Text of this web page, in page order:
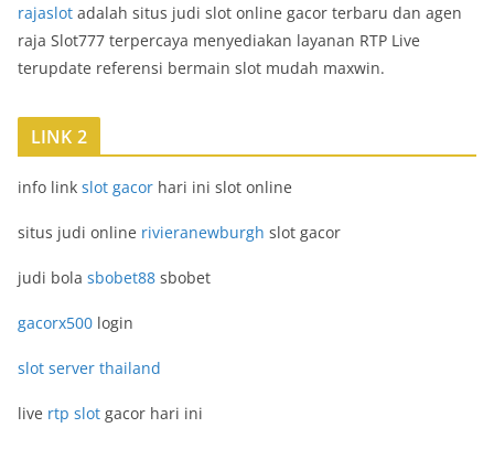
rajaslot adalah situs judi slot online gacor terbaru dan agen
raja Slot777 terpercaya menyediakan layanan RTP Live
terupdate referensi bermain slot mudah maxwin.
LINK 2
info link slot gacor hari ini slot online
situs judi online rivieranewburgh slot gacor
judi bola sbobet88 sbobet
gacorx500 login
slot server thailand
live rtp slot gacor hari ini